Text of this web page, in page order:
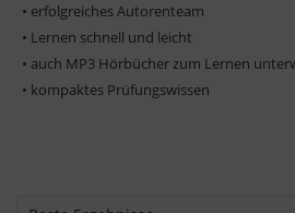
• erfolgreiches Autorenteam
• Lernen schnell und leicht
• auch MP3 Hörbücher zum Lernen
• kompaktes Prüfungswissen